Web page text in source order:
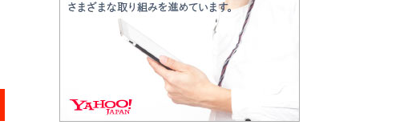
「不意に涙が出そうに…」高嶋政伸が明かし
た“13歳の娘を暴行する役”への葛藤 インティマ
シーコーディネーターに支えられたNHK『大奥』
Book Bang